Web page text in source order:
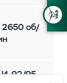
2650 об/
92/95